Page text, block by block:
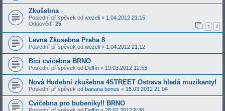
Zkušebna
Poslední příspěvek od wezeli « 1.04.2012 21:15
Odpovědi: 25 1 2
Levna Zkusebna Praha 8
Poslední příspěvek od wezeli « 1.04.2012 21:12
Bicí cvičebna BRNO
Poslední příspěvek od Delfín « 19.03.2012 12:53
Nová Hudební zkušebna 4STREET Ostrava hledá muzikanty!
Poslední příspěvek od banana bonus « 15.03.2012 21:04
Cvičebna pro bubeníky!! BRNO